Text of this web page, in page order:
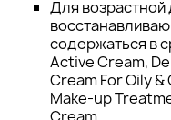
Для
содержаться в
Active Cream,
Cream For Oily
Make-up